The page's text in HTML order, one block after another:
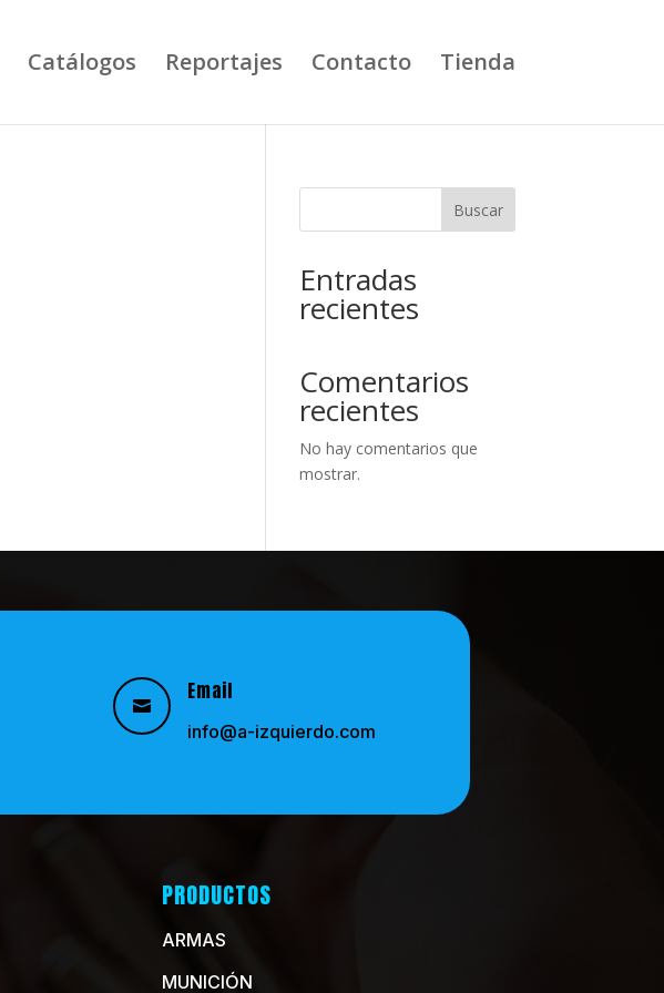
Catálogos Reportajes Contacto Tienda
Buscar
Entradas
recientes
Comentarios
recientes
No hay comentarios que
mostrar.

Email
info@a-izquierdo.com
PRODUCTOS
ARMAS
MUNICIÓN